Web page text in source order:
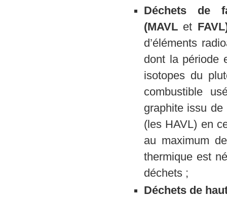
Déchets de
(MAVL et
d’éléments
dont la période
isotopes du
combustible
graphite issu
(les HAVL) en
au maximum
thermique est
déchets ;
Déchets de